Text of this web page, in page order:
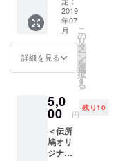
メージ
です。
※内容が
変更に
なる場
グッズ
のお色
などは
お選び
いただ
けませ
の気持
ちが
メール
で届き
ます。
・ウェ
ブ
（https:
//densh
obato.t
okyo）
に名前
を1年間
掲載さ
2019
年07
月
詳細を見る
こ
の
リ
タ
ー
ン
を
選
択
す
る
5,0
00 円
残り10
＜伝所
鳩オリ
ジナル